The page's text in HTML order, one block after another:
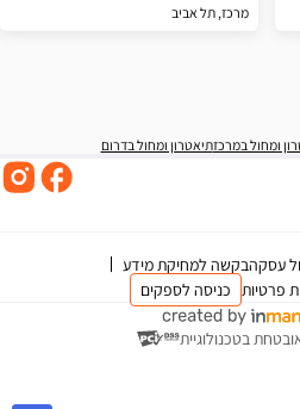
מרכז, תל אביב
ומחול במרכזתיאטרון ומחול בדרום
עסקהבקשה למחיקת מידע
פרטיות כניסה לספקים
בטכנולוגיית